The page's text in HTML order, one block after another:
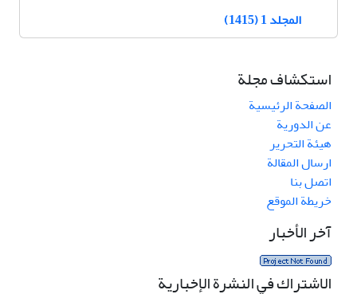
المجلد 1 (1415)
استكشاف مجلة
الصفحة الرئيسية
عن الدورية
هيئة التحرير
ارسال المقالة
اتصل بنا
خريطة الموقع
آخر الأخبار
الاشتراك في النشرة الإخبارية